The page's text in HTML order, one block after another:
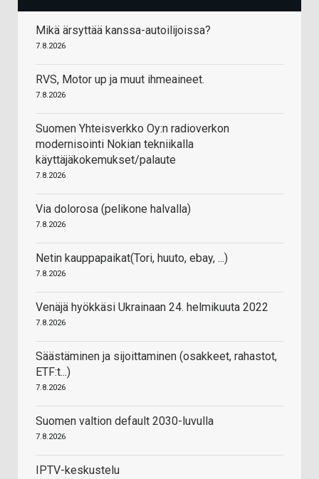
Mikä ärsyttää kanssa-autoilijoissa?
7.8.2026
RVS, Motor up ja muut ihmeaineet.
7.8.2026
Suomen Yhteisverkko Oy:n radioverkon
modernisointi Nokian tekniikalla
käyttäjäkokemukset/palaute
7.8.2026
Via dolorosa (pelikone halvalla)
7.8.2026
Netin kauppapaikat(Tori, huuto, ebay, ...)
7.8.2026
Venäjä hyökkäsi Ukrainaan 24. helmikuuta 2022
7.8.2026
Säästäminen ja sijoittaminen (osakkeet, rahastot,
ETF:t...)
7.8.2026
Suomen valtion default 2030-luvulla
7.8.2026
IPTV-keskustelu